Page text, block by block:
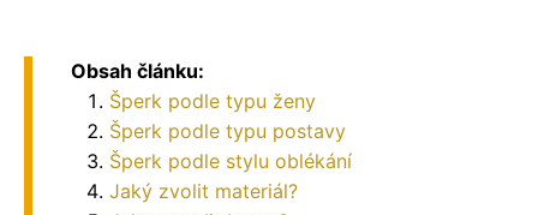
Obsah článku:
Šperk podle typu ženy
Šperk podle typu postavy
Šperk podle stylu oblékání
Jaký zvolit materiál?